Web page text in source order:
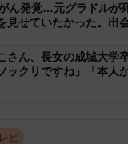
代さんは独りで韓国
など、「推し活」に
ん発覚…元グラドル
見せていたかった。出
さん、長女の成城大
ックリですね」「本人
ビ